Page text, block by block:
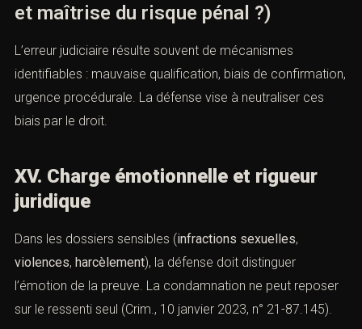
et maîtrise du risque pénal ?)
L’erreur judiciaire résulte souvent de mécanismes
identifiables : mauvaise qualification, biais de confirmation,
urgence procédurale. La défense vise à neutraliser ces
biais par le droit.
XV. Charge émotionnelle et rigueur
juridique
Dans les dossiers sensibles (infractions sexuelles,
violences, harcèlement), la défense doit distinguer
l’émotion de la preuve. La condamnation ne peut reposer
sur le ressenti seul (Crim., 10 janvier 2023, n° 21-87.145).